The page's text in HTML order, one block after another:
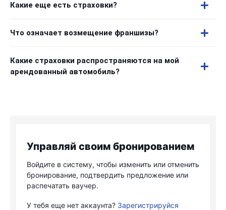
Какие еще есть страховки?
Что означает возмещение франшизы?
Какие страховки распространяются на мой
арендованный автомобиль?
Управляй своим бронированием
Войдите в систему, чтобы изменить или отменить
бронирование, подтвердить предложение или
распечатать ваучер.
У тебя еще нет аккаунта? Зарегистрируйся